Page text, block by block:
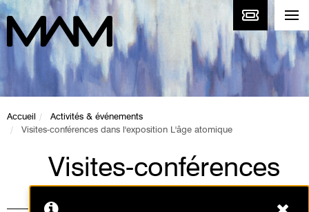
Accueil
Activités & événements
Visites-conférences dans l'exposition L'âge atomique
Visites-conférences
dans l'exposition